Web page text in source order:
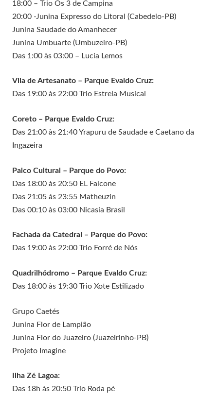
18:00 – Trio Os 3 de Campina
20:00 -Junina Expresso do Litoral (Cabedelo-PB)
Junina Saudade do Amanhecer
Junina Umbuarte (Umbuzeiro-PB)
Das 1:00 às 03:00 – Lucia Lemos
Vila de Artesanato – Parque Evaldo Cruz:
Das 19:00 às 22:00 Trio Estrela Musical
Coreto – Parque Evaldo Cruz:
Das 21:00 às 21:40 Yrapuru de Saudade e Caetano da
Ingazeira
Palco Cultural – Parque do Povo:
Das 18:00 às 20:50 EL Falcone
Das 21:05 ás 23:55 Matheuzin
Das 00:10 às 03:00 Nicasia Brasil
Fachada da Catedral – Parque do Povo:
Das 19:00 às 22:00 Trio Forré de Nós
Quadrilhódromo – Parque Evaldo Cruz:
Das 18:00 às 19:30 Trio Xote Estilizado
Grupo Caetés
Junina Flor de Lampião
Junina Flor do Juazeiro (Juazeirinho-PB)
Projeto Imagine
Ilha Zé Lagoa:
Das 18h às 20:50 Trio Roda pé